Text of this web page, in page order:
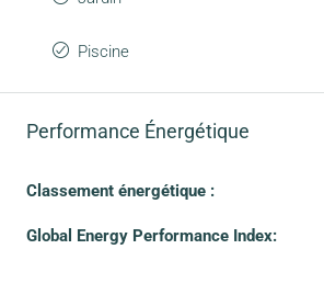
Piscine
Performance Énergétique
Classement énergétique :
Global Energy Performance Index: